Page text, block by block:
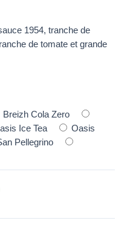
1954, tranche de
de tomate et grande
Breizh Cola Zero
Ice Tea
Oasis
Pellegrino